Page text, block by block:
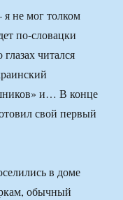
не мог толком
по-словацки
читался
и… В конце
свой первый
в доме
обычный